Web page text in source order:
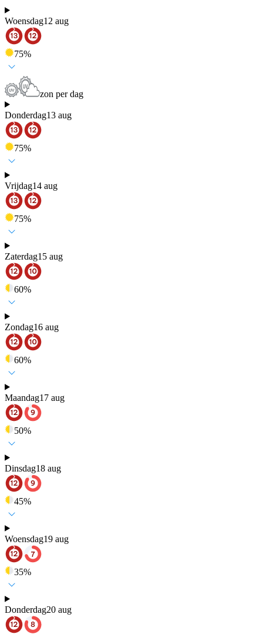
Woensdag12 aug
75%
zon per dag
Donderdag13 aug
75%
Vrijdag14 aug
75%
Zaterdag15 aug
60%
Zondag16 aug
60%
Maandag17 aug
50%
Dinsdag18 aug
45%
Woensdag19 aug
35%
Donderdag20 aug